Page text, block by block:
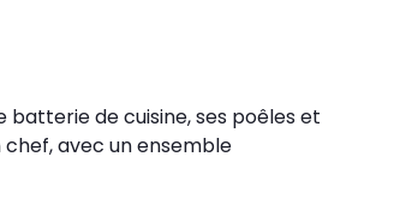
batterie de cuisine, ses poêles et
avec un ensemble